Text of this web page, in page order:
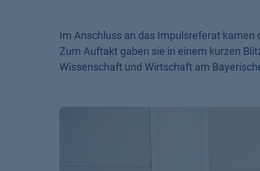
Im Anschluss an das Impulsreferat
Zum Auftakt gaben sie in einem kurzen
Wissenschaft und Wirtschaft am